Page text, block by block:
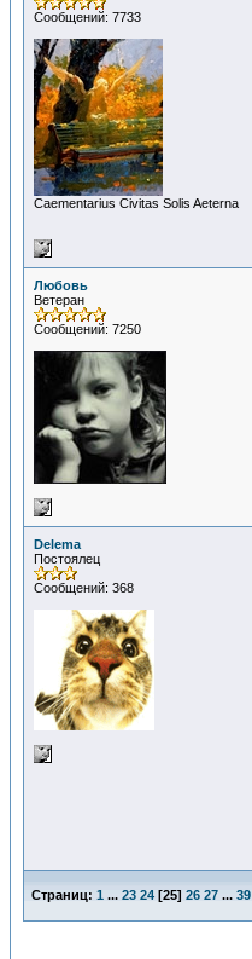
Сообщений: 7733
Сaementarius Civitas Solis Aeterna
Любовь
Ветеран
Сообщений: 7250
Delema
Постоялец
Сообщений: 368
Страниц: 1 ... 23 24 [25] 26 27 ... 39